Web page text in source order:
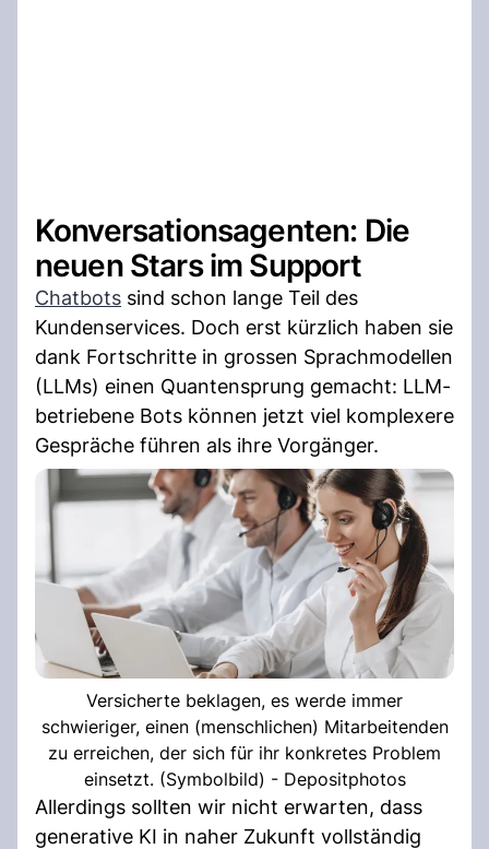
Konversationsagenten: Die
neuen Stars im Support
Chatbots sind schon lange Teil des
Kundenservices. Doch erst kürzlich haben sie
dank Fortschritte in grossen Sprachmodellen
(LLMs) einen Quantensprung gemacht: LLM-
betriebene Bots können jetzt viel komplexere
Gespräche führen als ihre Vorgänger.
Versicherte beklagen, es werde immer
schwieriger, einen (menschlichen) Mitarbeitenden
zu erreichen, der sich für ihr konkretes Problem
einsetzt. (Symbolbild) - Depositphotos
Allerdings sollten wir nicht erwarten, dass
generative KI in naher Zukunft vollständig